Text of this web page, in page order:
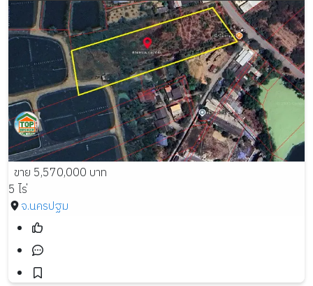
ขาย 5,570,000 บาท
5 ไร่
จ.นครปฐม